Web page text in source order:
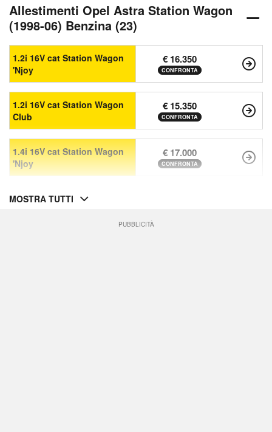
Allestimenti Opel Astra Station Wagon
(1998-06) Benzina (23)
1.2i 16V cat Station Wagon
'Njoy
€ 16.350
CONFRONTA
1.2i 16V cat Station Wagon
Club
€ 15.350
CONFRONTA
1.4i 16V cat Station Wagon
'Njoy
€ 17.000
CONFRONTA
MOSTRA TUTTI
PUBBLICITÀ